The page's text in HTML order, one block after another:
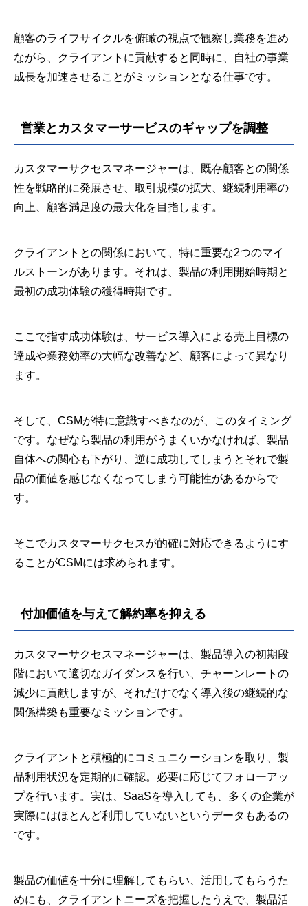
顧客のライフサイクルを俯瞰の視点で観察し業務を進め
ながら、クライアントに貢献すると同時に、自社の事業
成長を加速させることがミッションとなる仕事です。
営業とカスタマーサービスのギャップを調整
カスタマーサクセスマネージャーは、既存顧客との関係
性を戦略的に発展させ、取引規模の拡大、継続利用率の
向上、顧客満足度の最大化を目指します。
クライアントとの関係において、特に重要な2つのマイ
ルストーンがあります。それは、製品の利用開始時期と
最初の成功体験の獲得時期です。
ここで指す成功体験は、サービス導入による売上目標の
達成や業務効率の大幅な改善など、顧客によって異なり
ます。
そして、CSMが特に意識すべきなのが、このタイミング
です。なぜなら製品の利用がうまくいかなければ、製品
自体への関心も下がり、逆に成功してしまうとそれで製
品の価値を感じなくなってしまう可能性があるからで
す。
そこでカスタマーサクセスが的確に対応できるようにす
ることがCSMには求められます。
付加価値を与えて解約率を抑える
カスタマーサクセスマネージャーは、製品導入の初期段
階において適切なガイダンスを行い、チャーンレートの
減少に貢献しますが、それだけでなく導入後の継続的な
関係構築も重要なミッションです。
クライアントと積極的にコミュニケーションを取り、製
品利用状況を定期的に確認。必要に応じてフォローアッ
プを行います。実は、SaaSを導入しても、多くの企業が
実際にはほとんど利用していないというデータもあるの
です。
製品の価値を十分に理解してもらい、活用してもらうた
めにも、クライアントニーズを把握したうえで、製品活